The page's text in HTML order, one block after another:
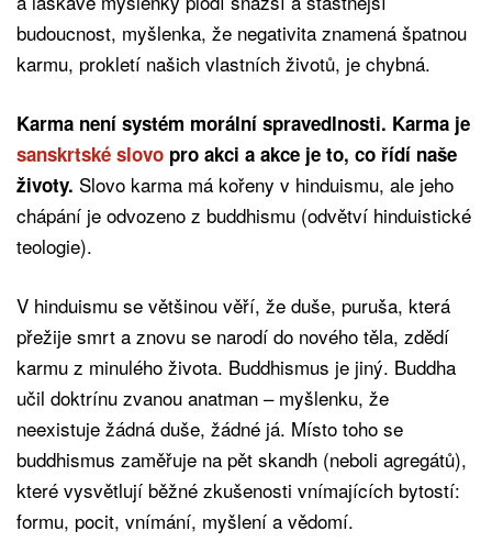
budoucnost, myšlenka, že negativita znamená špatnou
karmu, prokletí našich vlastních životů, je chybná.
Karma není systém morální spravedlnosti. Karma je
sanskrtské slovo pro akci a akce je to, co řídí naše
životy. Slovo karma má kořeny v hinduismu, ale jeho
chápání je odvozeno z buddhismu (odvětví hinduistické
teologie).
V hinduismu se většinou věří, že duše, puruša, která
přežije smrt a znovu se narodí do nového těla, zdědí
karmu z minulého života. Buddhismus je jiný. Buddha
učil doktrínu zvanou anatman – myšlenku, že
neexistuje žádná duše, žádné já. Místo toho se
buddhismus zaměřuje na pět skandh (neboli agregátů),
které vysvětlují běžné zkušenosti vnímajících bytostí:
formu, pocit, vnímání, myšlení a vědomí.